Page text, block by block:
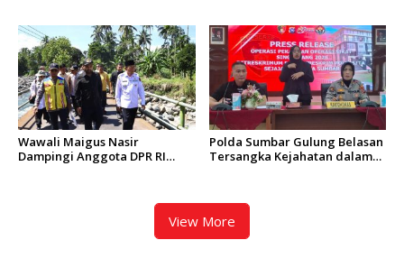
Wawali Maigus Nasir
Dampingi Anggota DPR RI
Kalawi dan Infrastruktur
Polda Sumbar Gulung Belasan
Tersangka Kejahatan dalam
View More